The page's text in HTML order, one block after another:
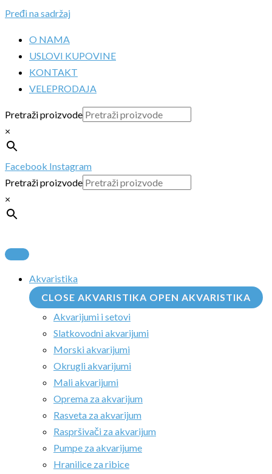
Pređi na sadržaj
O NAMA
USLOVI KUPOVINE
KONTAKT
VELEPRODAJA
Pretraži proizvode
×
Facebook Instagram
Pretraži proizvode
×
Akvaristika
CLOSE AKVARISTIKA OPEN AKVARISTIKA
Akvarijumi i setovi
Slatkovodni akvarijumi
Morski akvarijumi
Okrugli akvarijumi
Mali akvarijumi
Oprema za akvarijum
Rasveta za akvarijum
Raspršivači za akvarijum
Pumpe za akvarijume
Hranilice za ribice